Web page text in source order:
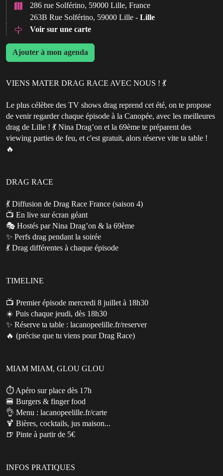
286 rue Solférino, 59000 Lille, France
263B Rue Solférino, 59000 Lille - Lille
Voir sur une carte
Ajouter à mon agenda
VIENS MATER DRAG RACE AVEC NOUS ! 💃
Le plus célèbre des TV shows drag reprend cet été, on te propose
de venir regarder chaque épisode à la Canopée, avec les meilleures
drag de Lille ! 💃 Nina Drag’on et la 69ème te préparent des
viewing parties de feu, et c'est gratuit, alors réserve vite ta table !
🔥
DRAG RACE
💃 Diffusion de Drag Race France (saison 4)
📺 En live sur écran géant
🎭 Hostés par Nina Drag’on & la 69ème
✨ Perfs drag pendant la soirée
💃 Drag différentes à chaque épisode
TIMELINE
📺 Premier épisode mercredi 8 juillet à 18h30
☀️ Puis chaque jeudi, dès 18h30
✨ Réserve ta table : lacanopeelille.fr/reserver
🔥 (précise que tu viens pour Drag Race)
MIAM MIAM, GLOU GLOU
⏱️ Apéro sur place dès 17h
🍔 Burgers & finger food
👌 Menu : lacanopeelille.fr/carte
🍹 Bières, cocktails, jus maison...
🍺 Pinte à partir de 5€
INFOS PRATIQUES